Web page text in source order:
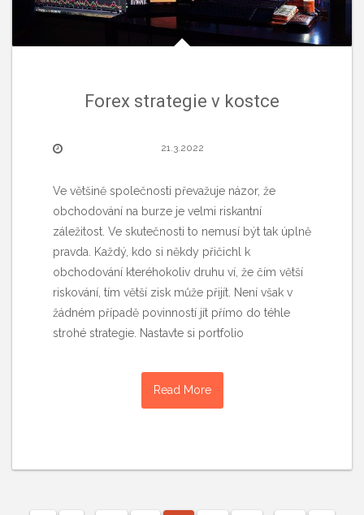
Forex strategie v kostce
21.3.2022
Ve většině společnosti převažuje názor, že
obchodování na burze je velmi riskantní
záležitost. Ve skutečnosti to nemusí být tak úplně
pravda. Každý, kdo si někdy přičichl k
obchodování kteréhokoliv druhu ví, že čím větší
riskování, tím větší zisk může přijít. Není však v
žádném případě povinností jít přímo do téhle
strohé strategie. Nastavte si portfolio
Read More